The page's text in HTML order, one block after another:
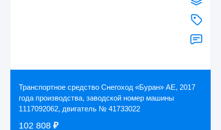
Транспортное средство Снегоход «Буран» АЕ, 2017
года производства, заводской номер машины
1117092062, двигатель № 41733022
102 808 ₽